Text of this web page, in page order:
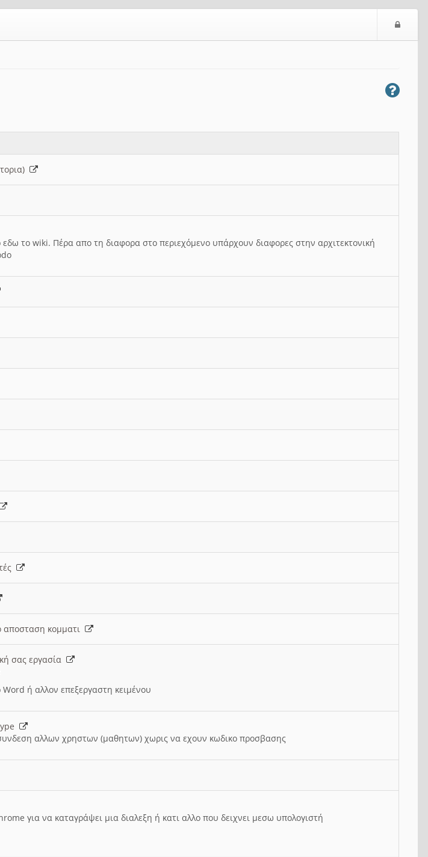
το wiki. Πέρα απο τη διαφορα στο περιεχόμενο υπάρχουν διαφορες στην αρχιτεκτονική
αποσταση κομματι
σας εργασία
ή αλλον επεξεργαστη κειμένου
αλλων χρηστων (μαθητων) χωρις να εχουν κωδικο προσβασης
για να καταγράψει μια διαλεξη ή κατι αλλο που δειχνει μεσω υπολογιστή